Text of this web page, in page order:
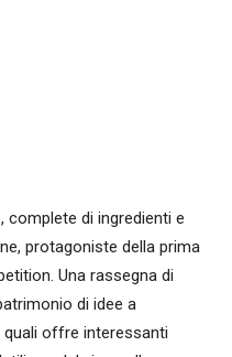
complete di ingredienti e
protagoniste della prima
Una rassegna di
di idee a
offre interessanti